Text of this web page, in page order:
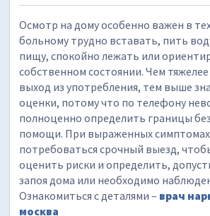
Осмотр на дому особенно важен в тех
больному трудно вставать, пить
пищу, спокойно лежать или
собственном состоянии. Чем
выход из употребления, тем выше
оценки, потому что по телефону
полноценно определить границы
помощи. При выраженных
потребоваться срочный выезд,
оценить риски и определить,
запоя дома или необходимо
Ознакомиться с деталями – врач
москва